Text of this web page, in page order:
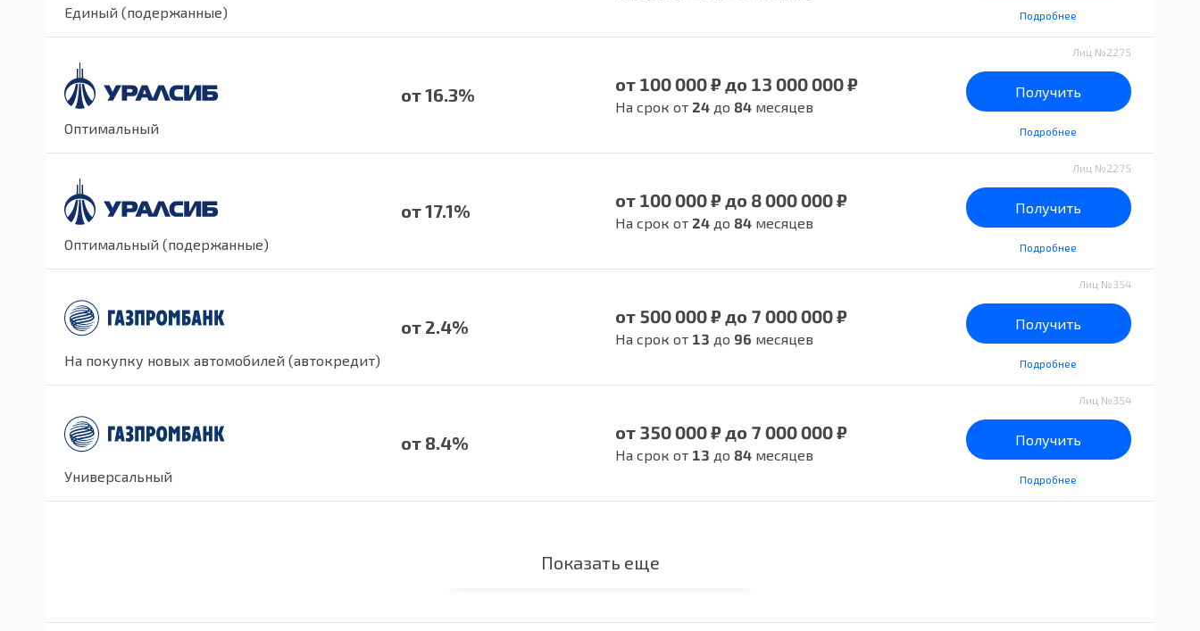
Единый (подержанные) Подробнее
Оптимальный
от 16.3% от 100 000 ₽ до 13 000 000 ₽
На срок от 24до 84месяцев
Лиц №2275
Получить
Подробнее
Оптимальный (подержанные)
от 17.1% от 100 000 ₽ до 8 000 000 ₽
На срок от 24до 84месяцев
Лиц №2275
Получить
Подробнее
На покупку новых автомобилей (автокредит)
от 2.4% от 500 000 ₽ до 7 000 000 ₽
На срок от 13 до 96 месяцев
Лиц №354
Получить
Подробнее
Универсальный
от 8.4% от 350 000 ₽ до 7 000 000 ₽
На срок от 13 до 84месяцев
Лиц №354
Получить
Подробнее
Показать еще